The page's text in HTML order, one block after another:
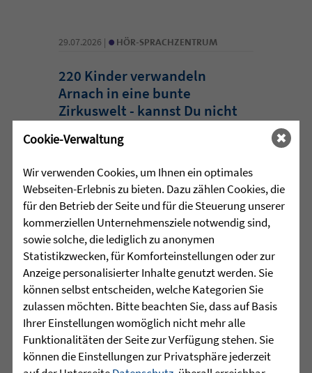
29.07.2026 | • HÖR-SPRACHZENTRUM
220 Kinder verwandeln
Arnach in eine bunte
Zirkuswelt - kannst Du nicht
ganz besondere Zirkusluft: Gemeinsam
haben die Sprachheilschule Arnach der
Zieglerschen, die Grundschule Arnach
und der Kindergarten Arnach ein
außergewöhnliches Zirkusprojekt mit
dem Zirkus ZappZarap aus Leverkusen
...
mehr lesen
Cookie-Verwaltung
Wir verwenden Cookies, um Ihnen ein optimales
Webseiten-Erlebnis zu bieten. Dazu zählen Cookies, die
für den Betrieb der Seite und für die Steuerung unserer
kommerziellen Unternehmensziele notwendig sind,
sowie solche, die lediglich zu anonymen
Statistikzwecken, für Komforteinstellungen oder zur
Anzeige personalisierter Inhalte genutzt werden. Sie
können selbst entscheiden, welche Kategorien Sie
zulassen möchten. Bitte beachten Sie, dass auf Basis
Ihrer Einstellungen womöglich nicht mehr alle
Funktionalitäten der Seite zur Verfügung stehen. Sie
können die Einstellungen zur Privatsphäre jederzeit